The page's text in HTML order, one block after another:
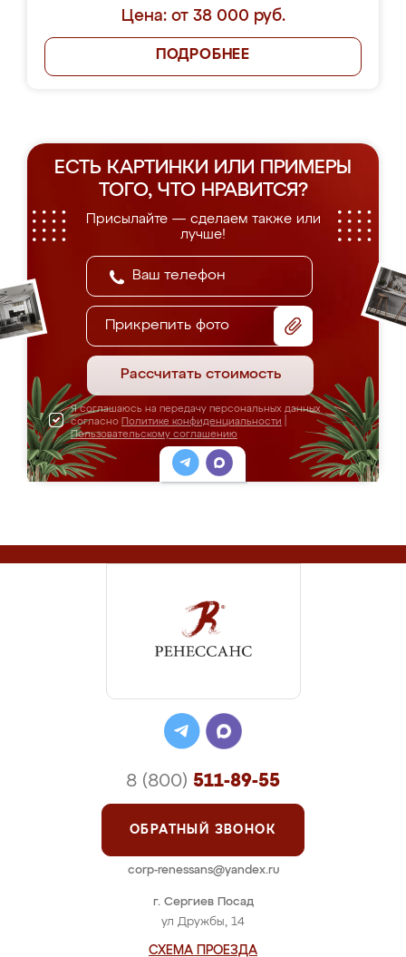
Цена: от 38 000 руб.
ПОДРОБНЕЕ
ЕСТЬ КАРТИНКИ ИЛИ ПРИМЕРЫ
ТОГО, ЧТО НРАВИТСЯ?
Присылайте — сделаем также или
лучше!
Прикрепить фото
Рассчитать стоимость
Я соглашаюсь на передачу персональных данных
согласно Политике конфиденциальности
Пользовательскому соглашению
г. Сергиев Посад
ул Дружбы, 14
СХЕМА ПРОЕЗДА
8 (800) 511-89-55
ОБРАТНЫЙ ЗВОНОК
corp-renessans@yandex.ru